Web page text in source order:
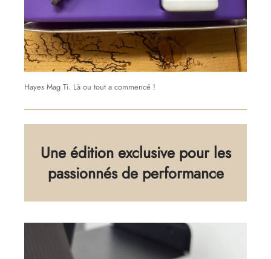
Hayes Mag Ti. Là ou tout a commencé !
Une édition exclusive pour les
passionnés de performance